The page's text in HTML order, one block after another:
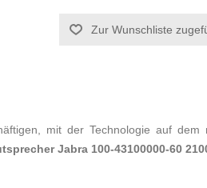
Zur Wunschliste
mit der Technologie auf
Jabra 100-43100000-60